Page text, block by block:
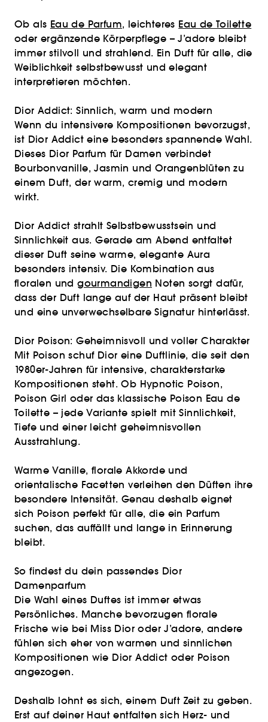
Ob als Eau de Parfum, leichteres Eau de Toilette
oder ergänzende Körperpflege – J’adore bleibt
immer stilvoll und strahlend. Ein Duft für alle, die
Weiblichkeit selbstbewusst und elegant
interpretieren möchten.
Dior Addict: Sinnlich, warm und modern
Wenn du intensivere Kompositionen bevorzugst,
ist Dior Addict eine besonders spannende Wahl.
Dieses Dior Parfum für Damen verbindet
Bourbonvanille, Jasmin und Orangenblüten zu
einem Duft, der warm, cremig und modern
wirkt.
Dior Addict strahlt Selbstbewusstsein und
Sinnlichkeit aus. Gerade am Abend entfaltet
dieser Duft seine warme, elegante Aura
besonders intensiv. Die Kombination aus
floralen undgourmandigen Noten sorgt dafür,
dass der Duft lange auf der Haut präsent bleibt
und eine unverwechselbare Signatur hinterlässt.
Dior Poison: Geheimnisvoll und voller Charakter
Mit Poison schuf Dior eine Duftlinie, die seit den
1980er-Jahren für intensive, charakterstarke
Kompositionen steht. Ob Hypnotic Poison,
Poison Girl oder das klassische Poison Eau de
Toilette – jede Variante spielt mit Sinnlichkeit,
Tiefe und einer leicht geheimnisvollen
Ausstrahlung.
Warme Vanille, florale Akkorde und
orientalische Facetten verleihen den Düften ihre
besondere Intensität. Genau deshalb eignet
sich Poison perfekt für alle, die ein Parfum
suchen, das auffällt und lange in Erinnerung
bleibt.
So findest du dein passendes Dior
Damenparfum
Die Wahl eines Duftes ist immer etwas
Persönliches. Manche bevorzugen florale
Frische wie bei Miss Dior oder J’adore, andere
fühlen sich eher von warmen und sinnlichen
Kompositionen wie Dior Addict oder Poison
angezogen.
Deshalb lohnt es sich, einem Duft Zeit zu geben.
Erst auf deiner Haut entfalten sich Herz- und